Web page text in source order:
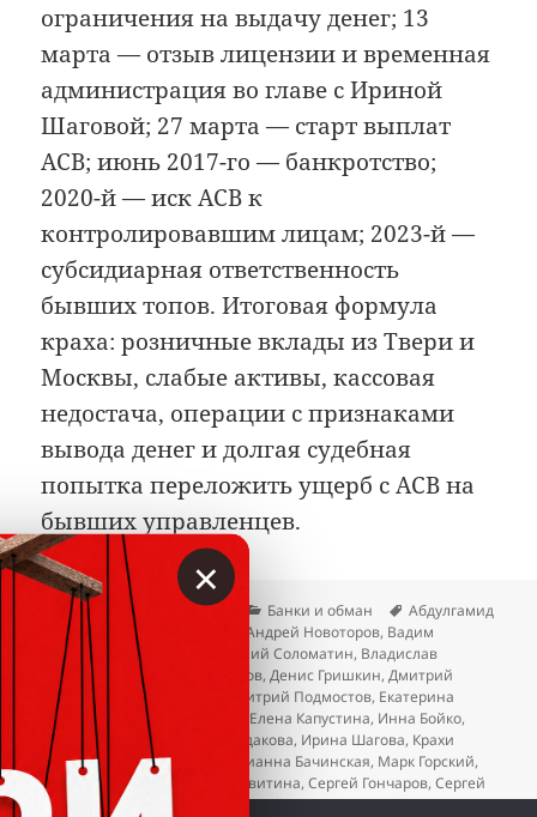
ограничения на выдачу денег; 13
марта — отзыв лицензии и временная
администрация во главе с Ириной
Шаговой; 27 марта — старт выплат
АСВ; июнь 2017-го — банкротство;
2020-й — иск АСВ к
контролировавшим лицам; 2023-й —
субсидиарная ответственность
бывших топов. Итоговая формула
краха: розничные вклады из Твери и
Москвы, слабые активы, кассовая
недостача, операции с признаками
вывода денег и долгая судебная
попытка переложить ущерб с АСВ на
бывших управленцев.
Опубликовано
02.06.2026 Автор
Вкладер Рубрики
Банки и обман Метки
Абдулгамид
Ахмедов
Алексей Гостюхин Андрей Новоторов, Вадим
Сотсков
Виктор Горин Виталий Соломатин, Владислав
Васянкин
Геннадий Трофимов,Денис Гришкин,Дмитрий
Куляко , Дмитрий Наумов Дмитрий Подмостов, Екатерина
Казьмина
Елена Васильева Елена Капустина, Инна Бойко,
Ирина Стефанова
Ирина Судакова, Ирина Шагова, Крахи
банков,Максим Дьяков Марианна Бачинская, Марк Горский,
Михаил Афанасьев
Нина Левитина,Сергей Гончаров,Сергей
Загорцев ,Сергей Юнин Тимофей Хлопотин,Юрий
×